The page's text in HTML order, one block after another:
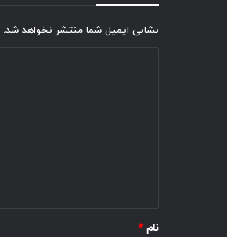
نشانی ایمیل شما منتشر نخواهد شد.
نام *